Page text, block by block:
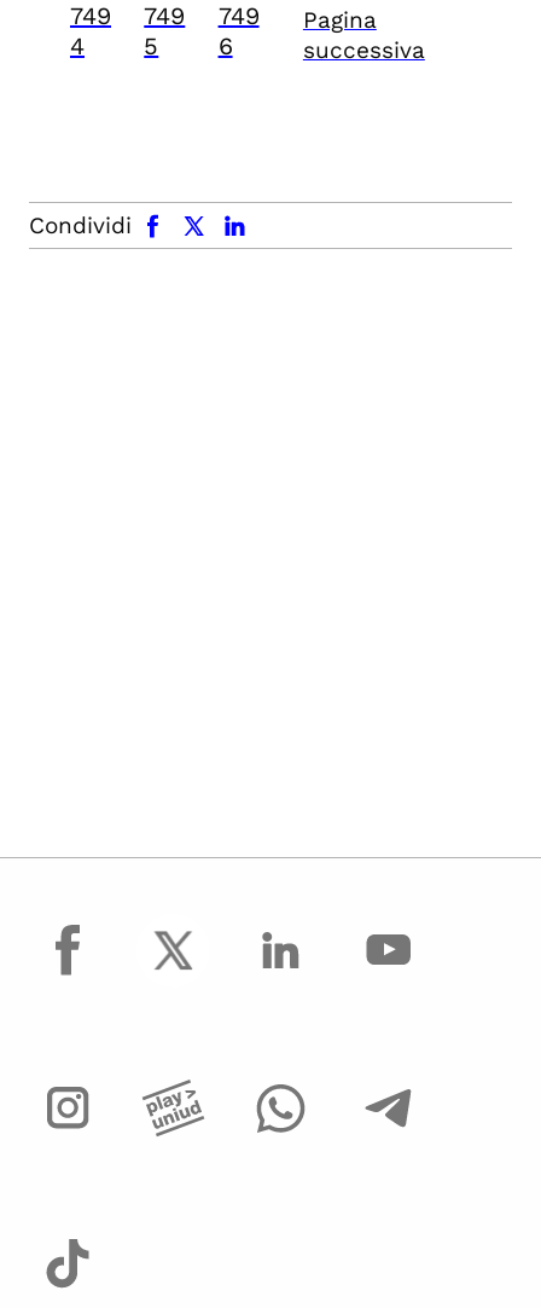
749
4
749
5
749
6
Pagina
successiva
Condividi
facebook x.com linkedin
facebook